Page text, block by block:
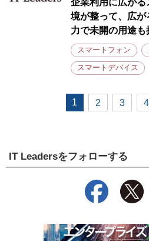
企業利用に広が
境が整って、広
力で未開の用途も
スマートフォン
スマートデバイス
1 2 3 4
IT Leadersをフォローする